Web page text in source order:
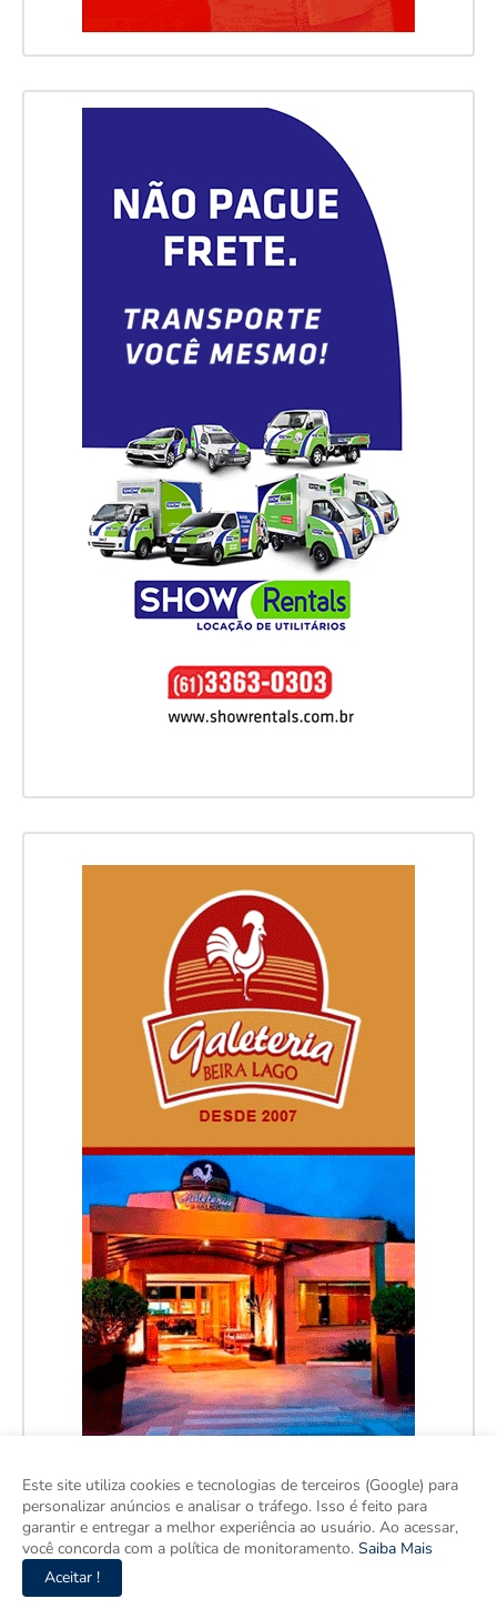
Este site utiliza cookies e tecnologias de terceiros (Google) para
personalizar anúncios e analisar o tráfego. Isso é feito para
garantir e entregar a melhor experiência ao usuário. Ao acessar,
você concorda com a política de monitoramento. Saiba Mais
Aceitar !